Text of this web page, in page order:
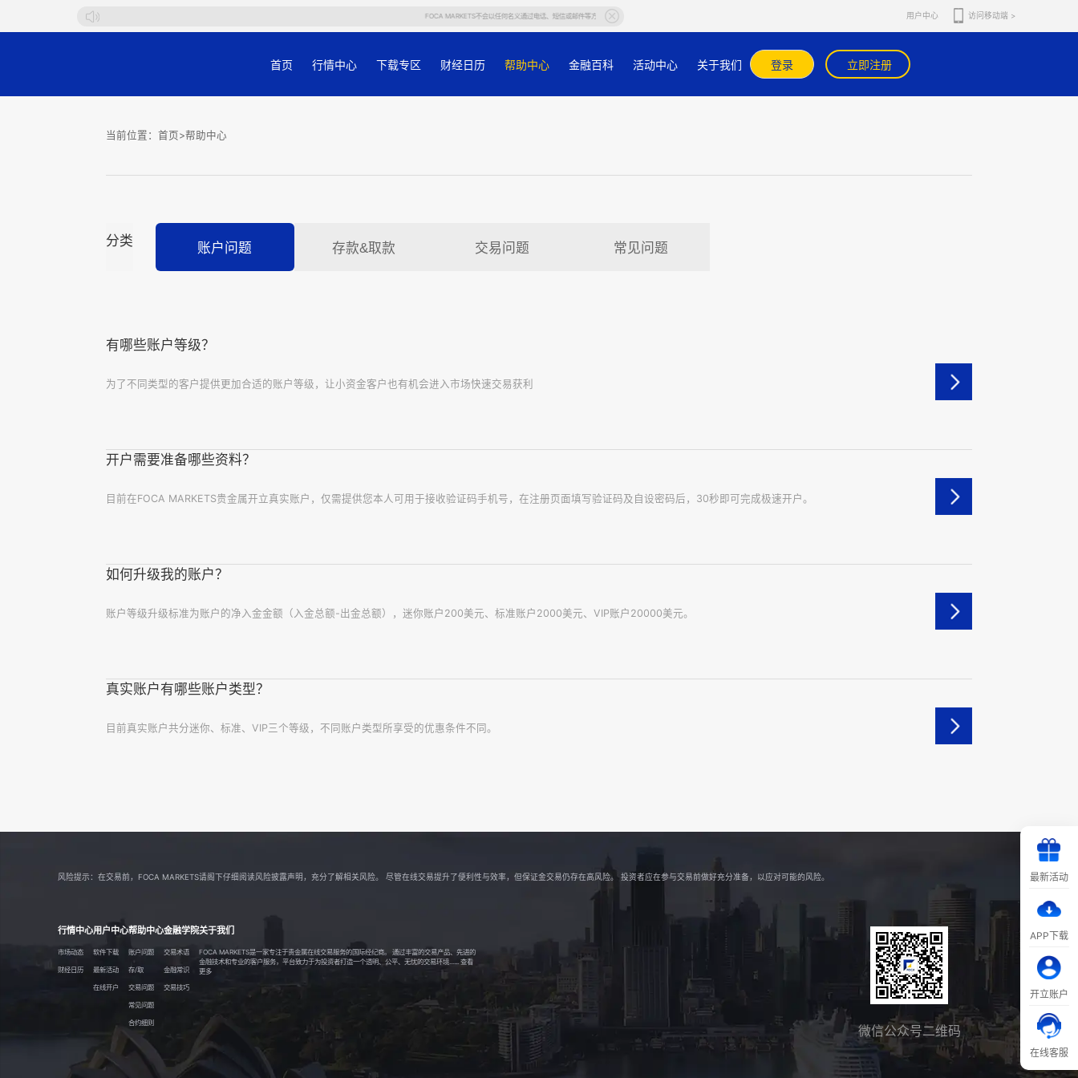
FOCA MARKETS不会以任何名义通过电话、短信或邮件等方式要求客户提供帐户等个人信息，若有任何疑问，请在官网或官方APP内咨询在线客服核实。 用户中心 访问移动端 >
首页 行情中心 下载专区 财经日历 帮助中心 金融百科 活动中心 关于我们 登录 立即注册
当前位置： 首页>帮助中心
分类 账户问题 存款&取款 交易问题 常见问题
有哪些账户等级？
为了不同类型的客户提供更加合适的账户等级，让小资金客户也有机会进入市场快速交易获利
开户需要准备哪些资料？
目前在FOCA MARKETS贵金属开立真实账户，仅需提供您本人可用于接收验证码手机号，在注册页面填写验证码及自设密码后，30秒即可完成极速开户。
如何升级我的账户？
账户等级升级标准为账户的净入金金额（入金总额-出金总额），迷你账户200美元、标准账户2000美元、VIP账户20000美元。
真实账户有哪些账户类型？
目前真实账户共分迷你、标准、VIP三个等级，不同账户类型所享受的优惠条件不同。
风险提示：在交易前，FOCA MARKETS请阁下仔细阅读风险披露声明，充分了解相关风险。 尽管在线交易提升了便利性与效率，但保证金交易仍存在高风险。 投资者应在参与交易前做好充分准备，以应对可能的风险。
行情中心
市场动态
财经日历
用户中心
软件下载
最新活动
在线开户
帮助中心
账户问题
存/取
交易问题
常见问题
合约细则
金融学院
交易术语
金融常识
交易技巧
关于我们
FOCA MARKETS是一家专注于贵金属在线交易服务的国际经纪商。 通过丰富的交易产品、先进的
金融技术和专业的客户服务，平台致力于为投资者打造一个透明、公平、无忧的交易环境...... 查看
更多
微信公众号二维码
最新活动
APP下载
开立账户
在线客服